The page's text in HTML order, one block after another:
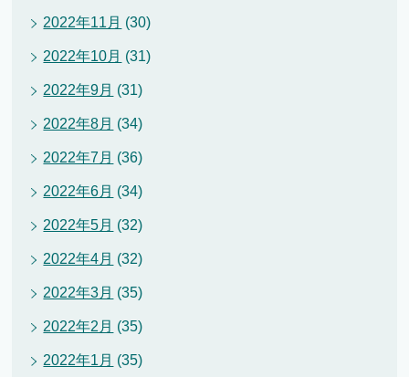
2022年11月 (30)
2022年10月 (31)
2022年9月 (31)
2022年8月 (34)
2022年7月 (36)
2022年6月 (34)
2022年5月 (32)
2022年4月 (32)
2022年3月 (35)
2022年2月 (35)
2022年1月 (35)